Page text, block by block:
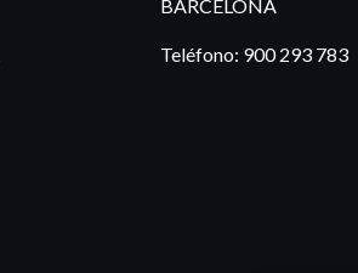
BARCELONA
Teléfono: 900 293 783